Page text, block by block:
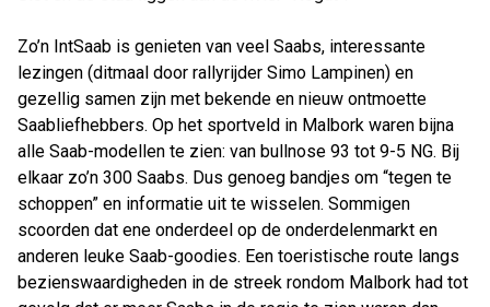
Zo’n IntSaab is genieten van veel Saabs, interessante
lezingen (ditmaal door rallyrijder Simo Lampinen) en
gezellig samen zijn met bekende en nieuw ontmoette
Saabliefhebbers. Op het sportveld in Malbork waren bijna
alle Saab-modellen te zien: van bullnose 93 tot 9-5 NG. Bij
elkaar zo’n 300 Saabs. Dus genoeg bandjes om “tegen te
schoppen” en informatie uit te wisselen. Sommigen
scoorden dat ene onderdeel op de onderdelenmarkt en
anderen leuke Saab-goodies. Een toeristische route langs
bezienswaardigheden in de streek rondom Malbork had tot